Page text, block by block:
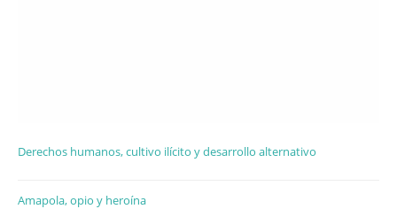
Derechos humanos, cultivo ilícito y desarrollo alternativo
Amapola, opio y heroína